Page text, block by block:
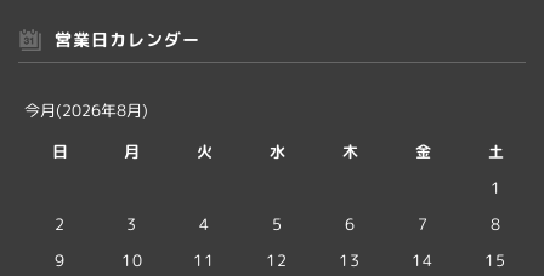
営業日カレンダー
今月(2026年8月)
日
月 火 水 木 金
土
1
2
3 4 5 6 7
8
9
10 11 12 13 14
15